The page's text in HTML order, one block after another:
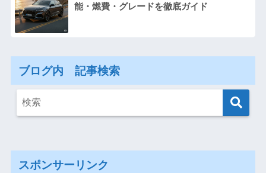
能・燃費・グレードを徹底ガイド
ブログ内 記事検索
スポンサーリンク